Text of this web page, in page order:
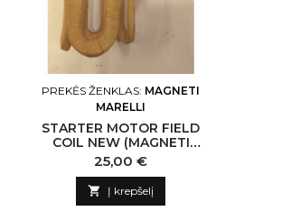
PREKĖS ŽENKLAS: MAGNETI
MARELLI
STARTER MOTOR FIELD
COIL NEW (MAGNETI
MARELLI) -NLP18
N135621 MAGNETI
MARELLI-CN
Kaina
25,00 €
 Į krepšelį